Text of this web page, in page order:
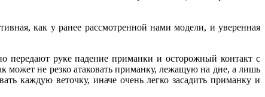
как у ранее рассмотренной нами модели, и уверенная
передают руке падение приманки и осторожный контакт с
может не резко атаковать приманку, лежащую на дне, а лишь
каждую веточку, иначе очень легко засадить приманку и